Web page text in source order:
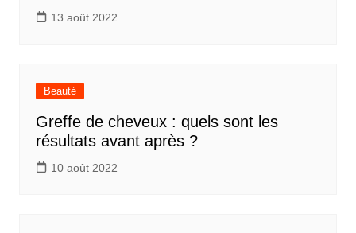
13 août 2022
Beauté
Greffe de cheveux : quels sont les
résultats avant après ?
10 août 2022